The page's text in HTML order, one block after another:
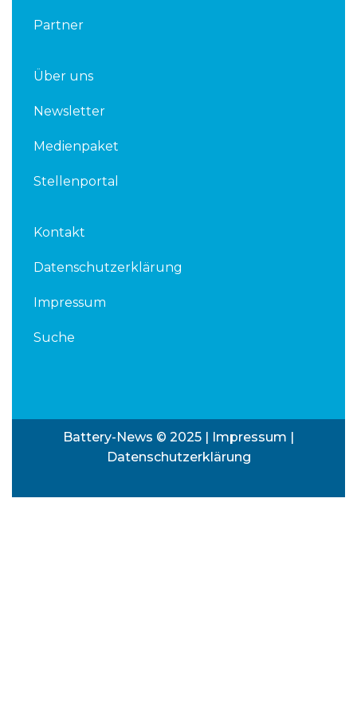
Partner
Über uns
Newsletter
Medienpaket
Stellenportal
Kontakt
Datenschutzerklärung
Impressum
Suche
Battery-News © 2025 | Impressum |
Datenschutzerklärung